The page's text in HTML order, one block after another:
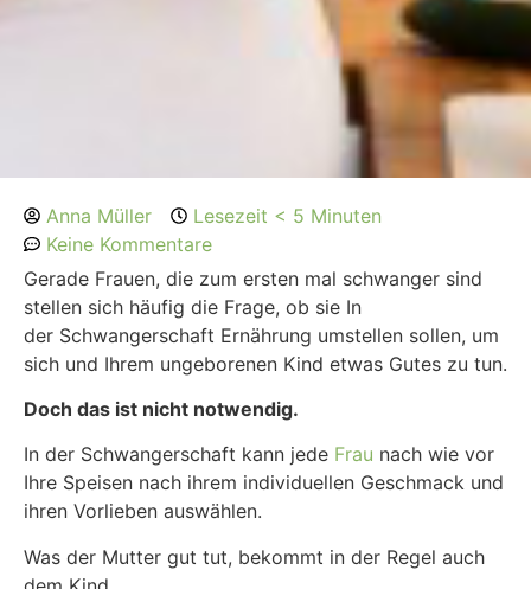
Anna Müller
Lesezeit < 5 Minuten
Keine Kommentare
Gerade Frauen, die zum ersten mal schwanger sind
stellen sich häufig die Frage, ob sie In
der Schwangerschaft Ernährung umstellen sollen, um
sich und Ihrem ungeborenen Kind etwas Gutes zu tun.
Doch das ist nicht notwendig.
In der Schwangerschaft kann jede Frau nach wie vor
Ihre Speisen nach ihrem individuellen Geschmack und
ihren Vorlieben auswählen.
Was der Mutter gut tut, bekommt in der Regel auch